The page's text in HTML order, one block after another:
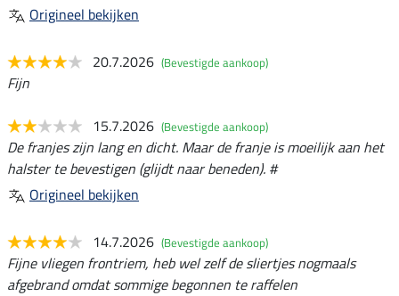
Origineel bekijken
20.7.2026 (Bevestigde aankoop)
Fijn
15.7.2026 (Bevestigde aankoop)
De franjes zijn lang en dicht. Maar de franje is moeilijk aan het
halster te bevestigen (glijdt naar beneden). #
Origineel bekijken
14.7.2026 (Bevestigde aankoop)
Fijne vliegen frontriem, heb wel zelf de sliertjes nogmaals
afgebrand omdat sommige begonnen te raffelen